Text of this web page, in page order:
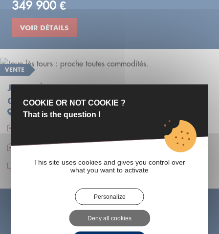
349 900 €
VOIR DÉTAILS
VENTE
JOUE LÈS TOURS : PROCHE TOUTES
COMMODITÉS.
Joue les tours
3 Pièces
2 Chambres
Joué lès Tours : proche toutes commodités. Proche 2 Lions et
arrêt de Tram à pied, environnement calme et très agréa...
COOKIE OR NOT COOKIE ?
That is the question !
This site uses cookies and gives you control over
what you want to activate
Personalize
Deny all cookies